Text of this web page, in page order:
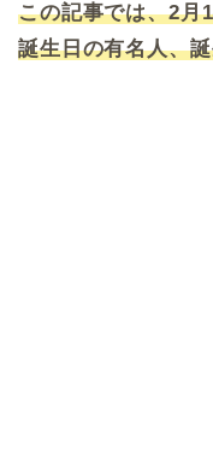
この記事では、2月
誕生日の有名人、